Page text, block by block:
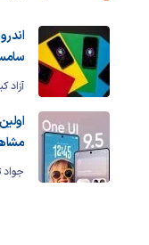
آزاد